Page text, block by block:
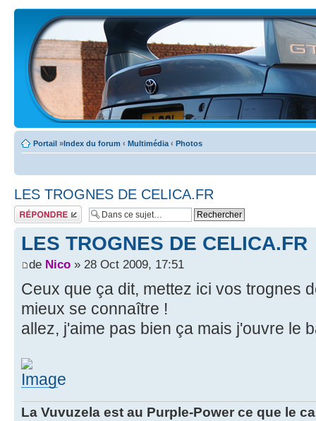
Portail »Index du forum ‹ Multimédia ‹ Photos
LES TROGNES DE CELICA.FR
Écrire un
commentaire
LES TROGNES DE CELICA.FR
de Nico » 28 Oct 2009, 17:51
Ceux que ça dit, mettez ici vos trognes
mieux se connaître !
allez, j'aime pas bien ça mais j'ouvre le
La Vuvuzela est au Purple-Power ce que le